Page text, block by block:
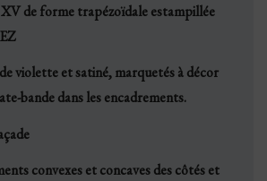
de forme trapézoïdale estampillée
violette et satiné, marquetés à décor
bande dans les encadrements.
convexes et concaves des côtés et